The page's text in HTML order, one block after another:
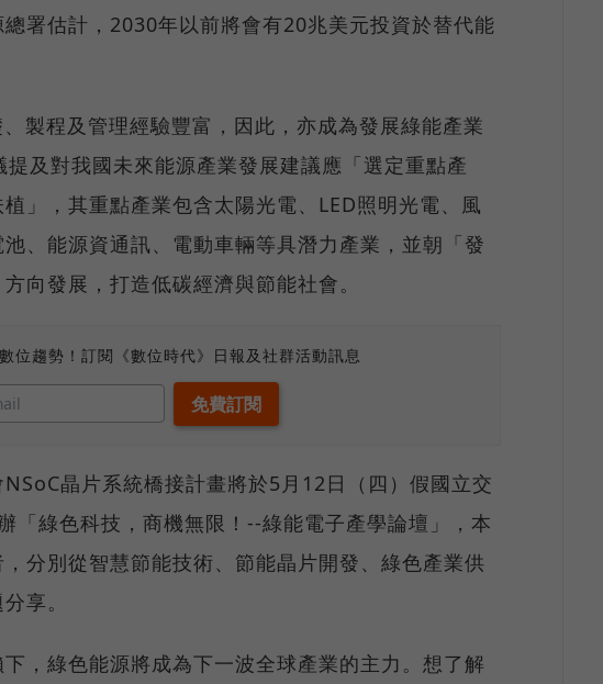
署估計，2030年以前將會有20兆美元投資於替代能
製程及管理經驗豐富，因此，亦成為發展綠能產業
及對我國未來能源產業發展建議應「選定重點產
」，其重點產業包含太陽光電、LED照明光電、風
、能源資通訊、電動車輛等具潛力產業，並朝「發
向發展，打造低碳經濟與節能社會。
位趨勢！訂閱《數位時代》日報及社群活動訊息
晶片系統橋接計畫將於5月12日（四）假國立交
「綠色科技，商機無限！--綠能電子產學論壇」，本
分別從智慧節能技術、節能晶片開發、綠色產業供
享。
，綠色能源將成為下一波全球產業的主力。想了解